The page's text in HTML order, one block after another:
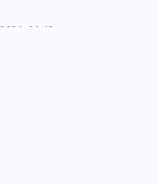
2024-04-19